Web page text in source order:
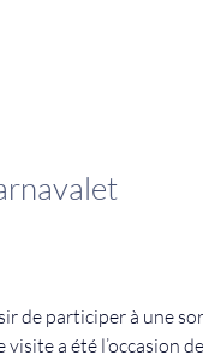
de participer à une
a été l’occasion